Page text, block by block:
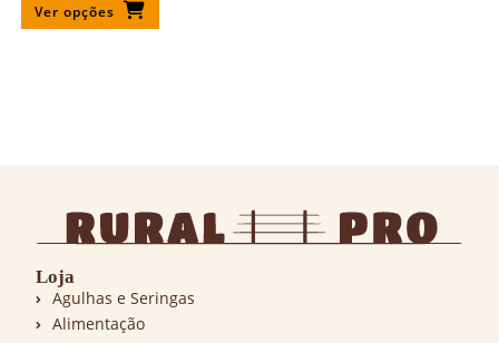
Ver opções
Loja
Agulhas e Seringas
Alimentação